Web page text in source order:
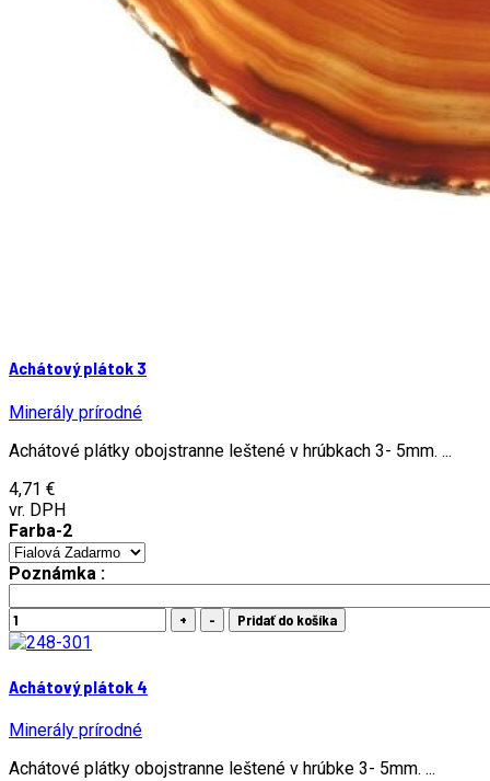
Achátový plátok 3
Minerály prírodné
Achátové plátky obojstranne leštené v hrúbkach 3- 5mm. ...
4,71 €
vr. DPH
Farba-2
Poznámka :
Achátový plátok 4
Minerály prírodné
Achátové plátky obojstranne leštené v hrúbke 3- 5mm. ...